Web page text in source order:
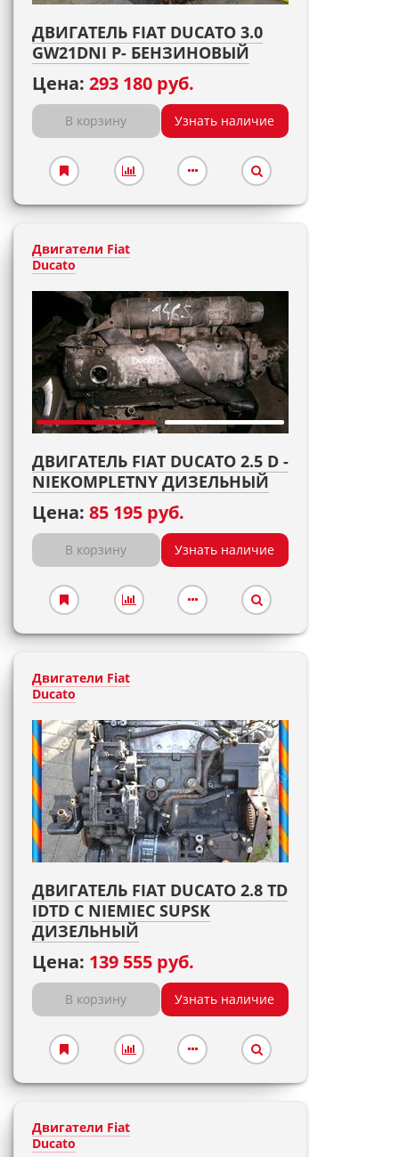
ДВИГАТЕЛЬ FIAT DUCATO 3.0
GW21DNI P- БЕНЗИНОВЫЙ
Цена: 293 180 руб.
В корзину Узнать наличие
Двигатели Fiat
Ducato
ДВИГАТЕЛЬ FIAT DUCATO 2.5 D -
NIEKOMPLETNY ДИЗЕЛЬНЫЙ
Цена: 85 195 руб.
В корзину Узнать наличие
Двигатели Fiat
Ducato
ДВИГАТЕЛЬ FIAT DUCATO 2.8 TD
IDTD С NIEMIEC SUPSK
ДИЗЕЛЬНЫЙ
Цена: 139 555 руб.
В корзину Узнать наличие
Двигатели Fiat
Ducato